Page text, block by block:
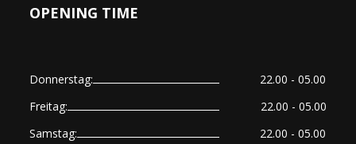
OPENING TIME
Donnerstag:
22.00 - 05.00
Freitag:
22.00 - 05.00
Samstag:
22.00 - 05.00